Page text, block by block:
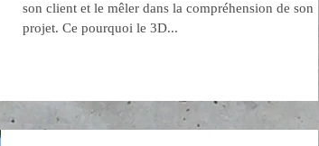
son client et le mêler dans la compréhension de son
projet. Ce pourquoi le 3D...